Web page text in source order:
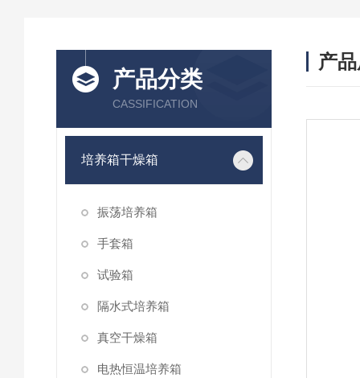
产品分类
CASSIFICATION
培养箱干燥箱
振荡培养箱
手套箱
试验箱
隔水式培养箱
真空干燥箱
电热恒温培养箱
产